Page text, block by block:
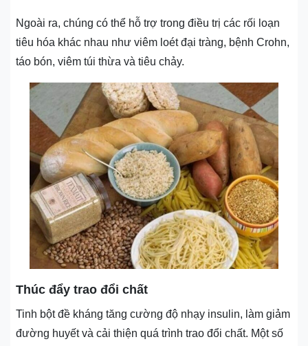
Ngoài ra, chúng có thể hỗ trợ trong điều trị các rối loạn
tiêu hóa khác nhau như viêm loét đại tràng, bệnh Crohn,
táo bón, viêm túi thừa và tiêu chảy.
Thúc đẩy trao đổi chất
Tinh bột đề kháng tăng cường độ nhạy insulin, làm giảm
đường huyết và cải thiện quá trình trao đổi chất. Một số